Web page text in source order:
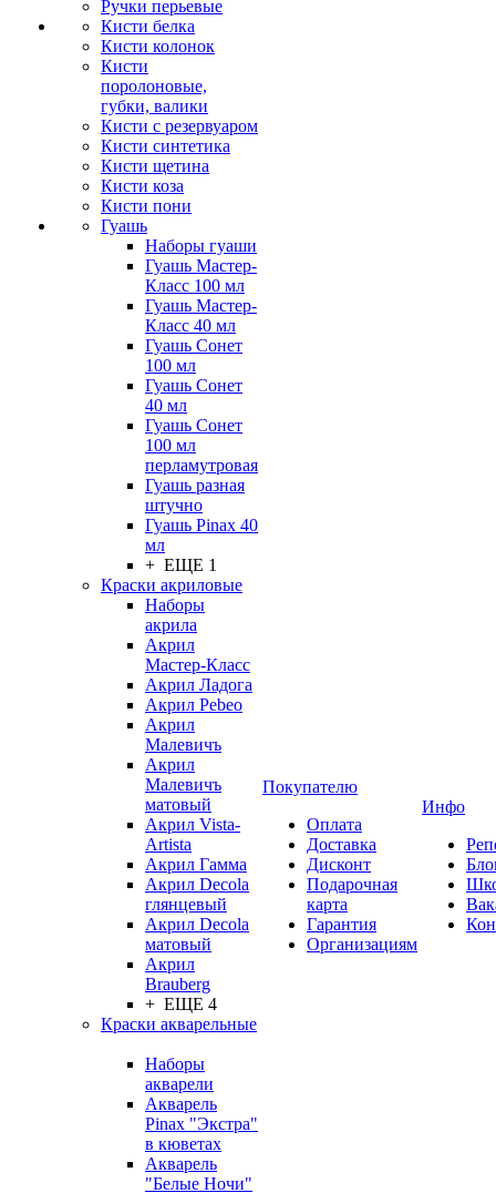
Ручки перьевые
Кисти белка
Кисти колонок
Кисти
поролоновые,
губки, валики
Кисти с резервуаром
Кисти синтетика
Кисти щетина
Кисти коза
Кисти пони
Гуашь
Наборы гуаши
Гуашь Мастер-
Класс 100 мл
Гуашь Мастер-
Класс 40 мл
Гуашь Сонет
100 мл
Гуашь Сонет
40 мл
Гуашь Сонет
100 мл
перламутровая
Гуашь разная
штучно
Гуашь Pinax 40
мл
+ ЕЩЕ 1
Краски акриловые
Наборы
акрила
Акрил
Мастер-Класс
Акрил Ладога
Акрил Pebeo
Акрил
Малевичъ
Акрил
Малевичъ
матовый
Акрил Vista-
Artista
Акрил Гамма
Акрил Decola
глянцевый
Акрил Decola
матовый
Акрил
Brauberg
+ ЕЩЕ 4
Краски акварельные
Наборы
акварели
Акварель
Pinax "Экстра"
в кюветах
Акварель
"Белые Ночи"
Покупателю
Оплата
Доставка
Дисконт
Подарочная
карта
Гарантия
Организациям
Инфо